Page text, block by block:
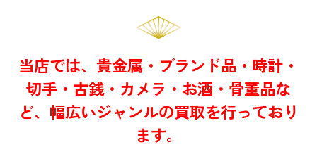
当店では、貴金属・ブランド品・時計・
切手・古銭・カメラ・お酒・骨董品な
ど、幅広いジャンルの買取を行っており
ます。